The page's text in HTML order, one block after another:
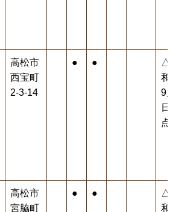
高松市
西宝町
2-3-14
● ●
△
9
高松市
宮脇町
● ●
△